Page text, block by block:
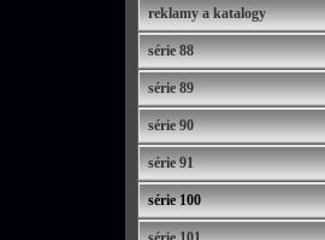
reklamy a katalogy
série 88
série 89
série 90
série 91
série 100